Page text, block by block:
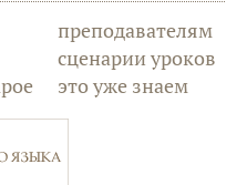
преподавателям
сценарии уроков
это уже знаем